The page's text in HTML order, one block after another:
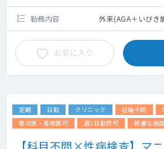
勤務内容 外来(AGA＋いびき
お気に入り
定期 日勤 クリニック 経験不問
専攻医・専修医可
週1日勤務可 綺麗な施設
【科目不問×性病検査】マ